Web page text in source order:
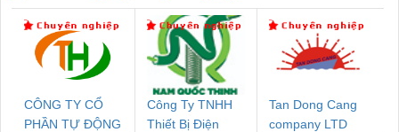
CÔNG TY CỔ
PHẦN TỰ ĐỘNG
Công Ty TNHH
Thiết Bị Điện
Tan Dong Cang
company LTD